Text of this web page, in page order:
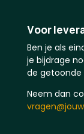
Voor
Ben je als
je bijdrage
de
Neem dan